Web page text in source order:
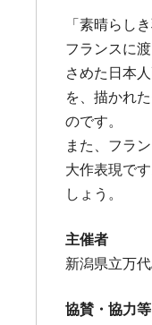
「素晴らし
フランスに
さめた日本
を、描かれ
のです。
また、フラ
大作表現で
しょう。
主催者
新潟県立万
協賛・協力等